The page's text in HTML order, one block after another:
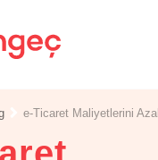
e-Ticaret Maliyetlerini